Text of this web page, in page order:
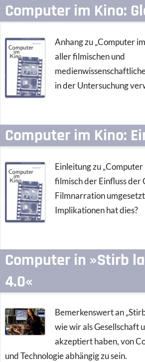
Computer im Kino:
Anhang zu „Computer
aller filmischen und
in der Untersuchung
Computer im Kino:
Einleitung zu
filmisch der Einfluss der
Filmnarration
Implikationen hat dies?
Computer in »Stirb
4.0«
Bemerkenswert an
wie wir als Gesellschaft
akzeptiert haben, von
und Technologie abhängig zu sein.